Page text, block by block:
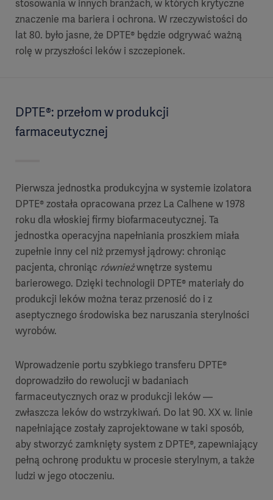
stosowania w innych branżach, w których krytyczne
znaczenie ma bariera i ochrona. W rzeczywistości do
lat 80. było jasne, że DPTE® będzie odgrywać ważną
rolę w przyszłości leków i szczepionek.
DPTE®: przełom w produkcji
farmaceutycznej
Pierwsza jednostka produkcyjna w systemie izolatora
DPTE® została opracowana przez La Calhene w 1978
roku dla włoskiej firmy biofarmaceutycznej. Ta
jednostka operacyjna napełniania proszkiem miała
zupełnie inny cel niż przemysł jądrowy: chroniąc
pacjenta, chroniąc równieżwnętrze systemu
barierowego. Dzięki technologii DPTE® materiały do
produkcji leków można teraz przenosić do i z
aseptycznego środowiska bez naruszania sterylności
wyrobów.
Wprowadzenie portu szybkiego transferu DPTE®
doprowadziło do rewolucji w badaniach
farmaceutycznych oraz w produkcji leków —
zwłaszcza leków do wstrzykiwań. Do lat 90. XX w. linie
napełniające zostały zaprojektowane w taki sposób,
aby stworzyć zamknięty system z DPTE®, zapewniający
pełną ochronę produktu w procesie sterylnym, a także
ludzi w jego otoczeniu.